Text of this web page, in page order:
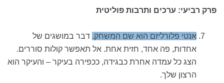
פרק רביעי: ערכים ותרבות פוליטית
אנטי פלורליזם הוא שם המשחק. דבר במושגים של
אחדות, פה אחד, חזית אחת. אל תאפשר קולות סוררים.
הצג כל עמדה אחרת כבגידה, ככפירה בעיקר – והעיקר הוא
הרצון שלך.